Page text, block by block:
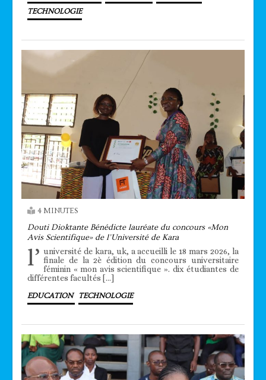
TECHNOLOGIE
4 MINUTES
Douti Dioktante Bénédicte lauréate du concours «Mon
Avis Scientifique» de l’Université de Kara
l’ université de kara, uk, a accueilli le 18 mars 2026, la
finale de la 2è édition du concours universitaire
féminin « mon avis scientifique ». dix étudiantes de
différentes facultés […]
EDUCATION TECHNOLOGIE